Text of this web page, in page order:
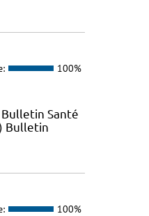
100%
Santé
Bulletin
100%